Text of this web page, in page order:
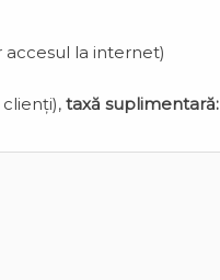
la internet)
clienți),taxă suplimentară: